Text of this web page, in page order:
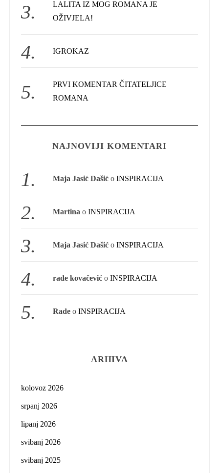
LALITA IZ MOG ROMANA JE
OŽIVJELA!
IGROKAZ
PRVI KOMENTAR ČITATELJICE
ROMANA
NAJNOVIJI KOMENTARI
Maja Jasić Dašić oINSPIRACIJA
Martina oINSPIRACIJA
Maja Jasić Dašić oINSPIRACIJA
rade kovačević oINSPIRACIJA
Rade oINSPIRACIJA
ARHIVA
kolovoz 2026
srpanj 2026
lipanj 2026
svibanj 2026
svibanj 2025
f
: